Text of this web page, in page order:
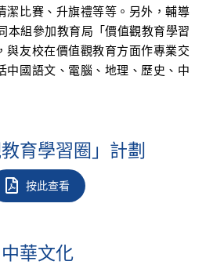
潔比賽、升旗禮等等。另外，輔導
本組參加教育局「價值觀教育學習
與友校在價值觀教育方面作專業交
中國語文、電腦、地理、歷史、中
教育學習圈」計劃
按此查看
中華文化